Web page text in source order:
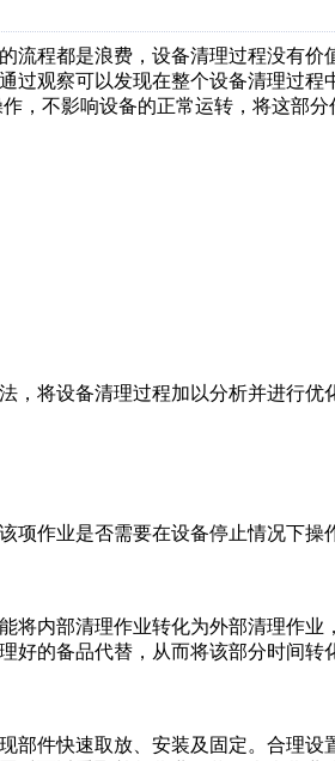
流程都是浪费，设备清理过程没有
过观察可以发现在整个设备清理过
，不影响设备的正常运转，将这部分
，将设备清理过程加以分析并进行优
项作业是否需要在设备停止情况下操
将内部清理作业转化为外部清理作
好的备品代替，从而将该部分时间转
部件快速取放、安装及固定。合理